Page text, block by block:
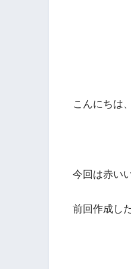
こんにちは
今回は赤い
前回作成し